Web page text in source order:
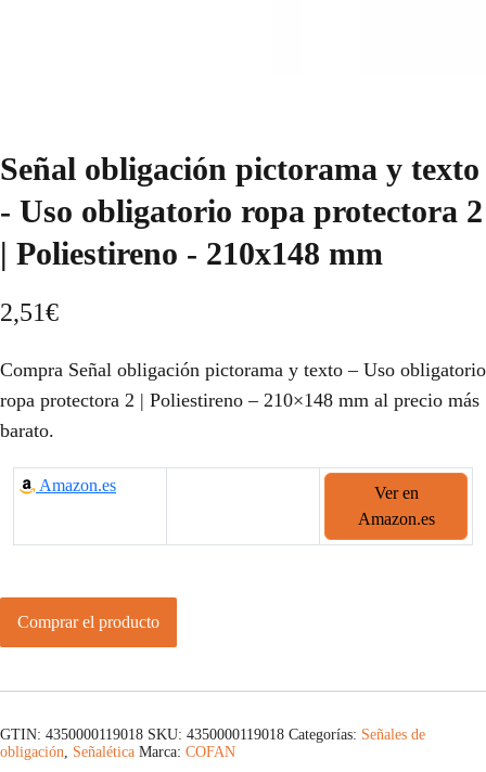
Señal obligación pictorama y texto
- Uso obligatorio ropa protectora 2
| Poliestireno - 210x148 mm
2,51€
Compra Señal obligación pictorama y texto – Uso obligatorio
ropa protectora 2 | Poliestireno – 210×148 mm al precio más
barato.
Amazon.es
Ver en
Amazon.es
Comprar el producto
GTIN: 4350000119018 SKU: 4350000119018 Categorías: Señales de
obligación, Señalética Marca: COFAN